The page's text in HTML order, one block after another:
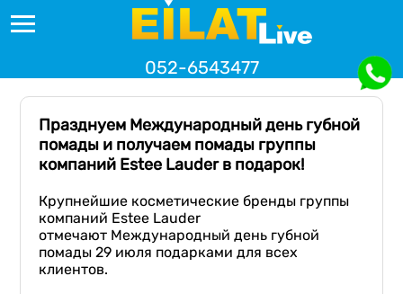
052-6543477
Празднуем Международный день губной
помады и получаем помады группы
компаний Estee Lauder в подарок!
Крупнейшие косметические бренды группы
компаний Estee Lauder
отмечают Международный день губной
помады 29 июля подарками для всех
клиентов.